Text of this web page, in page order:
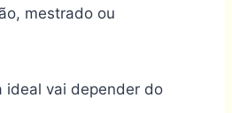
mestrado ou
ideal vai depender do